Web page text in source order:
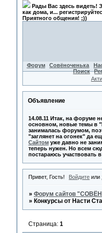
Рады Вас здесь видеть!
как дома, и...
Приятного общения! ;))
Форум Совёноченька
Поиск
Объявление
14.08.11 Итак, на форуме
основном, новые темы в
занималась форумом,
"заглянет на огонек" да
Сайтомуже давно не
теперь нужен. Но всем
постараюсь участвовать
Привет, Гость! Войдите или
» Форум сайтов
» Конкурсы от Насти
Страница: 1